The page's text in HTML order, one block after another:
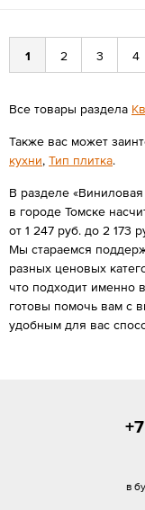
1 2 3 4
Все товары раздела
Также вас может
кухни, Тип плитка.
В разделе
в городе Томске
от 1 247 руб. до 2 173
Мы стараемся
разных ценовых
что подходит именно
готовы помочь вам с
удобным для вас
в